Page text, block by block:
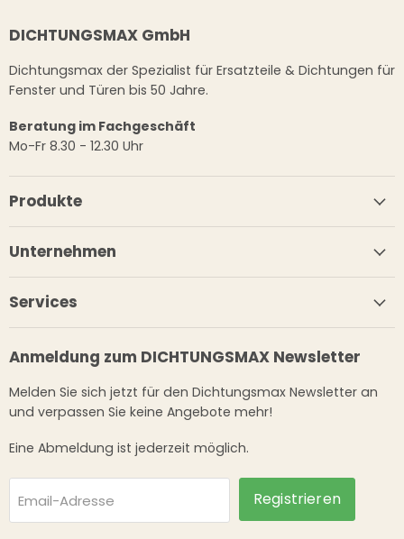
DICHTUNGSMAX GmbH
Dichtungsmax der Spezialist für Ersatzteile & Dichtungen für
Fenster und Türen bis 50 Jahre.
Beratung im Fachgeschäft
Mo-Fr 8.30 - 12.30 Uhr
Produkte
Unternehmen
Services
Anmeldung zum DICHTUNGSMAX Newsletter
Melden Sie sich jetzt für den Dichtungsmax Newsletter an
und verpassen Sie keine Angebote mehr!
Eine Abmeldung ist jederzeit möglich.
Email-Adresse Registrieren